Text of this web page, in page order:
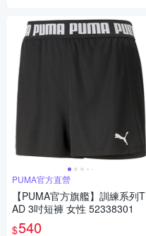
PUMA官方直營
【PUMA官方旗艦】訓練系列T
AD 3吋短褲 女性 52338301
$540